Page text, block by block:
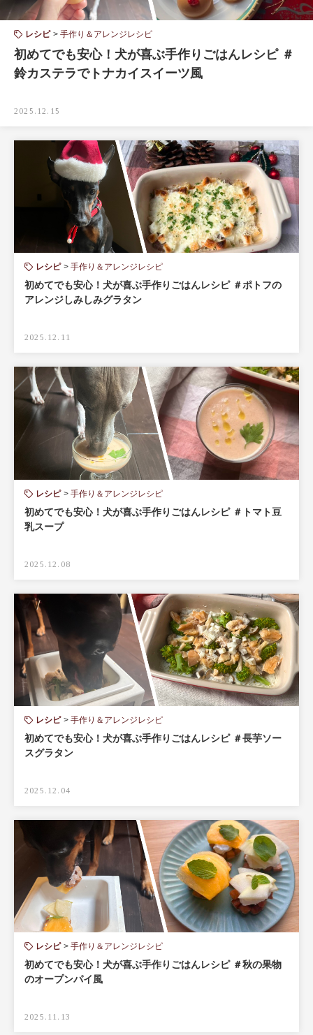
レシピ 手作り＆アレンジレシピ
初めてでも安心！犬が喜ぶ手作りごはんレシピ ＃
鈴カステラでトナカイスイーツ風
2025.12.15
レシピ 手作り＆アレンジレシピ
初めてでも安心！犬が喜ぶ手作りごはんレシピ ＃ポトフの
アレンジしみしみグラタン
2025.12.11
レシピ 手作り＆アレンジレシピ
初めてでも安心！犬が喜ぶ手作りごはんレシピ ＃トマト豆
乳スープ
2025.12.08
レシピ 手作り＆アレンジレシピ
初めてでも安心！犬が喜ぶ手作りごはんレシピ ＃長芋ソー
スグラタン
2025.12.04
レシピ 手作り＆アレンジレシピ
初めてでも安心！犬が喜ぶ手作りごはんレシピ ＃秋の果物
のオープンパイ風
2025.11.13